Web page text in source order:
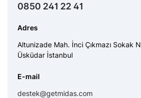
0850 241 22 41
Adres
Altunizade Mah. İnci Çıkmazı Sokak
Üsküdar İstanbul
E-mail
destek@getmidas.com